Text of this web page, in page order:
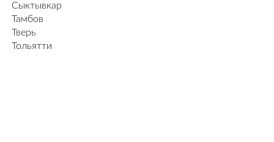
Сыктывкар
Тамбов
Тверь
Тольятти